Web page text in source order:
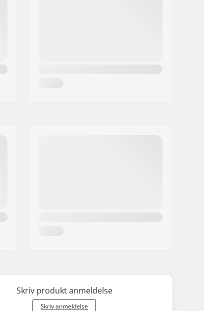
Skriv produkt anmeldelse
Skriv anmeldelse